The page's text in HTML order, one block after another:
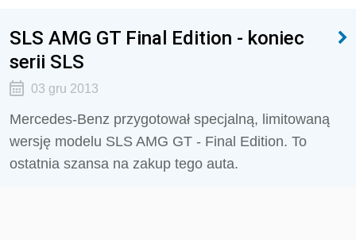
SLS AMG GT Final Edition - koniec
serii SLS
03 gru 2013
Mercedes-Benz przygotował specjalną, limitowaną
wersję modelu SLS AMG GT - Final Edition. To
ostatnia szansa na zakup tego auta.